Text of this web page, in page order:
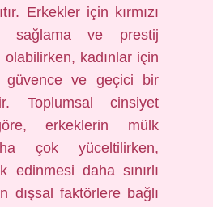
Erkekler için kırmızı
sağlama ve prestij
olabilirken, kadınlar için
ve geçici bir
Toplumsal cinsiyet
erkeklerin mülk
çok yüceltilirken,
edinmesi daha sınırlı
dışsal faktörlere bağlı